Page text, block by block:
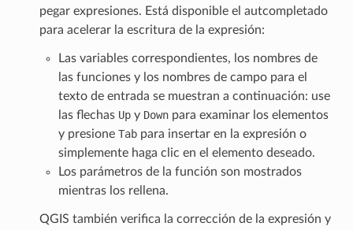
pegar expresiones. Está disponible el autcompletado
para acelerar la escritura de la expresión:
Las variables correspondientes, los nombres de
las funciones y los nombres de campo para el
texto de entrada se muestran a continuación: use
las flechas Upy Downpara examinar los elementos
y presione Tabpara insertar en la expresión o
simplemente haga clic en el elemento deseado.
Los parámetros de la función son mostrados
mientras los rellena.
QGIS también verifica la corrección de la expresión y